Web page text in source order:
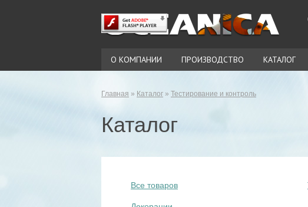
О КОМПАНИИ ПРОИЗВОДСТВО КАТАЛОГ
Главная » Каталог » Тестирование и контроль
Каталог
Все товаров